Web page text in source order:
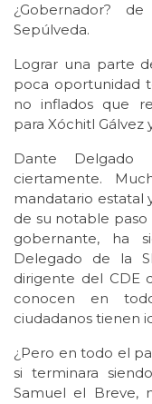
¿Gobernador?
Sepúlveda.
Lograr una parte
poca oportunidad
no inflados que
para Xóchitl Gálvez
Dante Delgado
ciertamente.
mandatario estatal
de su notable
gobernante, ha
Delegado de la
dirigente del CDE
conocen en
ciudadanos tienen
¿Pero en todo el
si terminara
Samuel el Breve,